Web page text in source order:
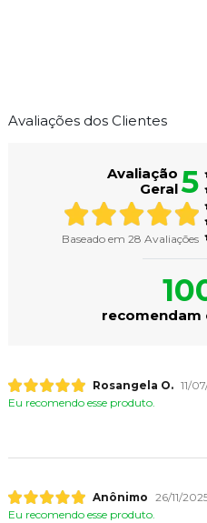
Avaliações dos Clientes
Avaliação
Geral5
Baseado em28 Avaliações
recomendam
Rosangela O. 11/
Eu recomendo esse produto.
Anônimo 26/11/
Eu recomendo esse produto.